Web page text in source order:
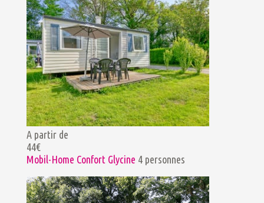
A partir de
44€
Mobil-Home Confort Glycine 4 personnes